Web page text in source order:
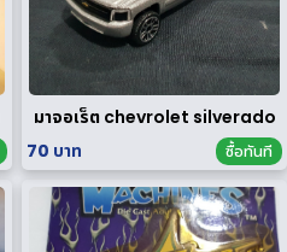
มาจอเร็ต chevrolet silverado
70 บาท
ซื้อทันที